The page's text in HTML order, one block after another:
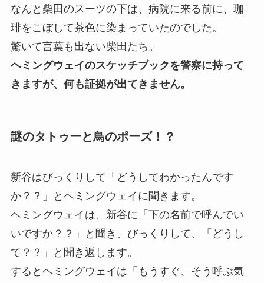
なんと柴田のスーツの下は、病院に来る前に、珈
琲をこぼして茶色に染まっていたのでした。
驚いて言葉も出ない柴田たち。
ヘミングウェイのスケッチブックを警察に持って
きますが、何も証拠が出てきません。
謎のタトゥーと鳥のポーズ！？
新谷はびっくりして「どうしてわかったんです
か？？」とヘミングウェイに聞きます。
ヘミングウェイは、新谷に「下の名前で呼んでい
いですか？？」と聞き、びっくりして、「どうし
て？？」と聞き返します。
するとヘミングウェイは「もうすぐ、そう呼ぶ気